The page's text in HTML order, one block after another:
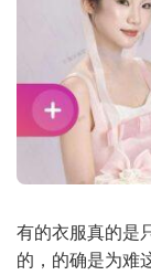
有的衣服真的是
的，的确是为难